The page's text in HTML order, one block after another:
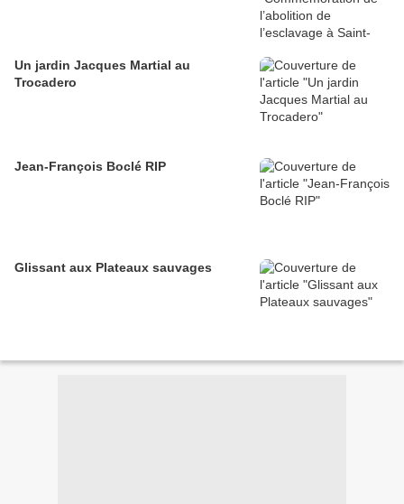
Un jardin Jacques Martial au
Trocadero
Jean-François Boclé RIP
Glissant aux Plateaux sauvages